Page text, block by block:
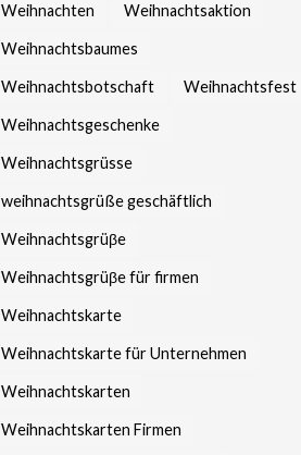
Weihnachten Weihnachtsaktion
Weihnachtsbaumes
Weihnachtsbotschaft Weihnachtsfest
Weihnachtsgeschenke
Weihnachtsgrüsse
weihnachtsgrüße geschäftlich
Weihnachtsgrüβe
Weihnachtsgrüβe für firmen
Weihnachtskarte
Weihnachtskarte für Unternehmen
Weihnachtskarten
Weihnachtskarten Firmen